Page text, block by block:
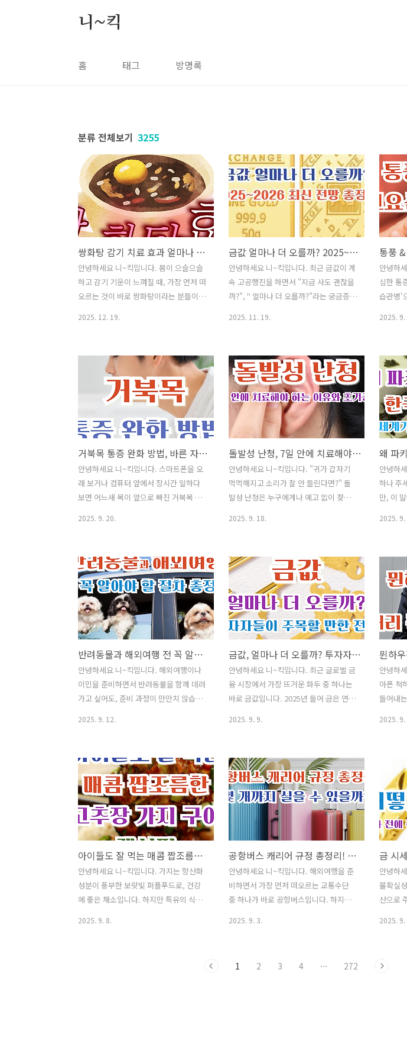
니~킥
홈 태그 방명록
분류 전체보기 3255
쌍화탕 감기 치료 효과 얼마나 있을까?
안녕하세요 니~킥입니다. 몸이 으슬으슬
하고 감기 기운이 느껴질 때, 가장 먼저 떠
오르는 것이 바로 쌍화탕이라는 분들이
하는 약일까요? 아니면 단순한 민간요법
일까요? 오늘은 약사의 설명과 한의학 기
록을 바탕으로 쌍화탕의 정확한 효능, 감
기와의 관계, 복용 시 주의할 점, 약국 제
품과 편의점 제품의 차이까지 한 번에 정
리해 드리겠습니다. ✅ 인기글이사 후 "주
소 이전" 간단하게 해결하는 방법❗쌈 채소
종류와 효능을 알아보며 맛있는 고기 쌈
하세요^^건강진단결과서(보건증)발급 인
터넷 혹은 모바일 발급 방털 안 빠지는 강
아지 종류 Best 8안경 도수 보는방법 어
2025. 12. 19.
금값 얼마나 더 오를까? 2025~2026 최신 전망 총정리
안녕하세요 니~킥입니다. 최근 금값이 계
속 고공행진을 하면서 "지금 사도 괜찮을
까?", " 얼마나 더 오를까?"라는 궁금증을
타이밍을 잡는 데 큰 도움이 됩니다. 오늘
은 전문가 전망, 상승·하락 요인, 앞으로
가능성 있는 시나리오까지 누구나 쉽게
이해할 수 있도록 정리해 드리겠습니다.
금 투자 앞두고 고민하신다면 끝까지 읽
어주시기 바랍니다. ✅ 인기글이사 후 "주
소 이전" 간단하게 해결하는 방법❗쌈 채소
종류와 효능을 알아보며 맛있는 고기 쌈
하세요^^건강진단결과서(보건증)발급 인
터넷 혹은 모바일 발급 방털 안 빠지는 강
아지 종류 Best 8안경 도수 보는방법 어
2025. 11. 19.
통풍
안녕하
심한 통
습관병'
인 됩니
(purine)
는데,
라서
고요산
를 제대
번 글에
로 건강
✅ 인기
해결하
아보며
2025. 9.
거북목 통증 완화 방법, 바른 자세와 생활습관으로 교정하기
안녕하세요 니~킥입니다. 스마트폰을 오
래 보거나 컴퓨터 앞에서 장시간 일하다
보면 어느새 목이 앞으로 빠진 거북목 자
다. 다행히 생활 속 작은 습관과 스트레칭
으로 통증을 완화하고 자세를 교정할 수
있습니다. 이번 글에서는 거북목 통증을
줄이는 실천 방법을 알아보겠습니다. ✅
인기글이사 후 "주소 이전" 간단하게 해
결하는 방법❗쌈 채소 종류와 효능을 알아
보며 맛있는 고기 쌈 하세요^^건강진단결
과서(보건증)발급 인터넷 혹은 모바일 발
급 방털 안 빠지는 강아지 종류 Best 8안
경 도수 보는방법 어렵지 않아요채소 비
타민(다채) 효능과 활용 성격유형 테스트
2025. 9. 20.
돌발성 난청, 7일 안에 치료해야 하는 이유와 초기증상
안녕하세요 니~킥입니다. "귀가 갑자기
먹먹해지고 소리가 잘 안 들린다면?" 돌
발성 난청은 누구에게나 예고 없이 찾아
엇보다 중요한 건 조기 발견과 치료입니
다. 증상 발생 후 일주일 안에 치료를 시작
해야 청력 회복 가능성이 높아지기 때문
입니다. 이번 글에서는 돌발성 난청의 원
인, 대표 증상, 치료법, 그리고 생활 관리
방법까지 정리해 보겠습니다. ✅ 인기글
이사 후 "주소 이전" 간단하게 해결하는
방법❗쌈 채소 종류와 효능을 알아보며 맛
있는 고기 쌈 하세요^^건강진단결과서
(보건증)발급 인터넷 혹은 모바일 발급 방
털 안 빠지는 강아지 종류 Best 8안경 도
2025. 9. 18.
안녕하
하나 주
만, 이
제가 심
간식
고 있
세계
히 알아
소 이전"
종류와
하세요
터넷 혹
아지 종
렵지 않
2025. 9.
반려동물과 해외여행 전 꼭 알아야 할 절차 총정리
안녕하세요 니~킥입니다. 해외여행이나
이민을 준비하면서 반려동물을 함께 데려
가고 싶어도, 준비 과정이 만만치 않습니
늘은 반려동물과 출국할 때 반드시 거쳐
야 할 절차를 단계별로 정리해 보겠습니
다. ✅ 인기글이사 후 "주소 이전" 간단하
게 해결하는 방법❗쌈 채소 종류와 효능을
알아보며 맛있는 고기 쌈 하세요^^건강진
단결과서(보건증)발급 인터넷 혹은 모바
일 발급 방털 안 빠지는 강아지 종류 Best
8안경 도수 보는방법 어렵지 않아요채소
비타민(다채) 효능과 활용 성격유형 테스
트(MBTI·애니어그램 검사·D.I.S.C 검사
·OCEAN 테스트)만0세~2세 영아관찰척
2025. 9. 12.
금값, 얼마나 더 오를까? 투자자들이 주목할 만한 전망
안녕하세요 니~킥입니다. 최근 글로벌 금
융 시장에서 가장 뜨거운 화두 중 하나는
바로 금값입니다. 2025년 들어 금은 연일
금리 인하, 달러 약세, 지정학적 리스크 등
을 이유로 금값의 추가 상승을 점치고 있
다고 합니다. 오늘은 국제 금값 전망과 함
께, 투자자들이 반드시 알아야 할 포인트
를 정리해 드리겠습니다. ✅ 인기글이사
후 "주소 이전" 간단하게 해결하는 방법❗
쌈 채소 종류와 효능을 알아보며 맛있는
고기 쌈 하세요^^건강진단결과서(보건
증)발급 인터넷 혹은 모바일 발급 방털 안
빠지는 강아지 종류 Best 8안경 도수 보
는방법 어렵지 않아요채소 비타민(다채)
2025. 9. 9.
안녕하
아픈 척
들어내
하는
꾸며내
한 거짓
사회 문
늘은 두
게 정리
"주소
채소 종
기 쌈 하
발급 인
2025. 9.
아이들도 잘 먹는 매콤 짭조름한 고추장 가지 구이 레시피
안녕하세요 니~킥입니다. 가지는 항산화
성분이 풍부한 보랏빛 퍼플푸드로, 건강
에 좋은 채소입니다. 하지만 특유의 식감
2025. 9. 8.
공항버스 캐리어 규정 총정리! 몇 개까지 실을 수 있을까?
안녕하세요 니~킥입니다. 해외여행을 준
비하면서 가장 먼저 떠오르는 교통수단
중 하나가 바로 공항버스입니다. 하지만
편을 줄일 수 있습니다. 이번 글에서는 공
2025. 9. 3.
안녕하
불확실
산으로
해 결정
2025. 9.
1 2 3 4 ··· 272